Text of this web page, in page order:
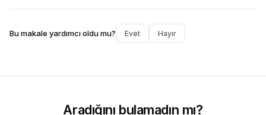
Bu makale yardımcı oldu mu? Evet Hayır
Aradığını bulamadın mı?